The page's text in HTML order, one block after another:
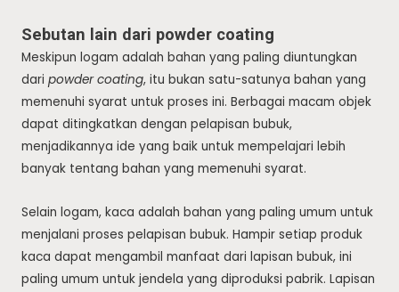
Sebutan lain dari powder coating
Meskipun logam adalah bahan yang paling diuntungkan
dari powder coating, itu bukan satu-satunya bahan yang
memenuhi syarat untuk proses ini. Berbagai macam objek
dapat ditingkatkan dengan pelapisan bubuk,
menjadikannya ide yang baik untuk mempelajari lebih
banyak tentang bahan yang memenuhi syarat.
Selain logam, kaca adalah bahan yang paling umum untuk
menjalani proses pelapisan bubuk. Hampir setiap produk
kaca dapat mengambil manfaat dari lapisan bubuk, ini
paling umum untuk jendela yang diproduksi pabrik. Lapisan